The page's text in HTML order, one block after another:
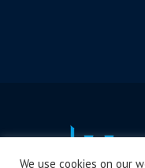
We use cookies on our